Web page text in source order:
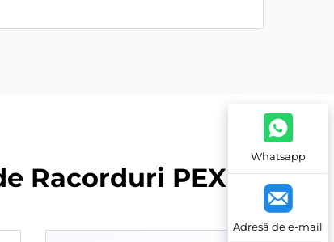
Racorduri PEX
Whatsapp
Adresă de e-mail